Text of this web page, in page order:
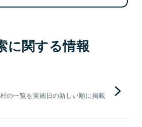
に関する情報
の一覧を実施日の新しい順に掲載